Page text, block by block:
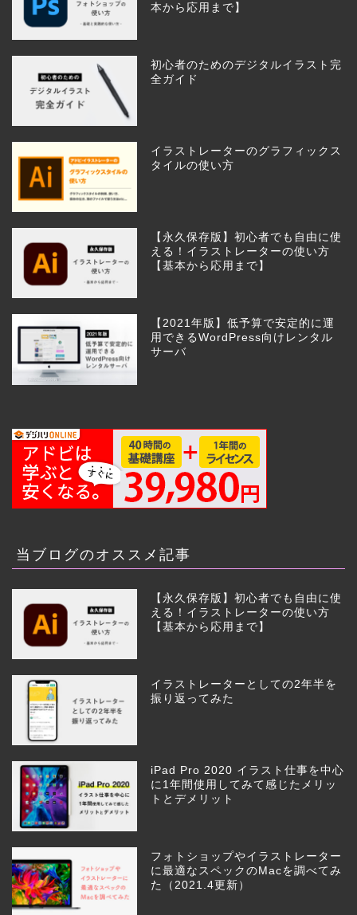
本から応用まで】
初心者のためのデジタルイラスト完
全ガイド
イラストレーターのグラフィックス
タイルの使い方
【永久保存版】初心者でも自由に使
える！イラストレーターの使い方
【基本から応用まで】
【2021年版】低予算で安定的に運
用できるWordPress向けレンタル
サーバ
当ブログのオススメ記事
【永久保存版】初心者でも自由に使
える！イラストレーターの使い方
【基本から応用まで】
イラストレーターとしての2年半を
振り返ってみた
iPad Pro 2020 イラスト仕事を中心
に1年間使用してみて感じたメリッ
トとデメリット
フォトショップやイラストレーター
に最適なスペックのMacを調べてみ
た（2021.4更新）